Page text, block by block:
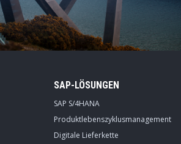
SAP-LÖSUNGEN
SAP S/4HANA
Produktlebenszyklusmanagement
Digitale Lieferkette